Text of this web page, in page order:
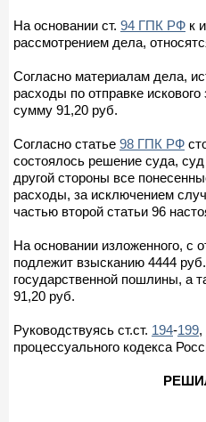
На основании ст. 94 ГПК РФ к
рассмотрением дела,
Согласно материалам дела,
расходы по отправке
сумму 91,20 руб.
Согласно статье 98 ГПК РФ
состоялось решение суда,
другой стороны все
расходы, за исключением
частью второй статьи 96
На основании изложенного, с
подлежит взысканию 4444
государственной пошлины, а
91,20 руб.
Руководствуясь ст.ст. 194-199,
процессуального кодекса